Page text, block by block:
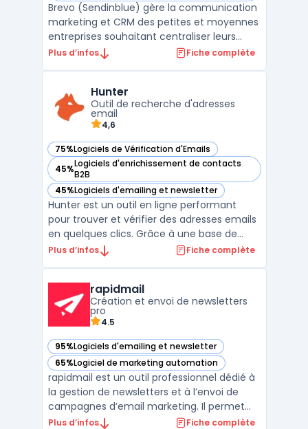
Brevo (Sendinblue) gère la communication
marketing et CRM des petites et moyennes
entreprises souhaitant centraliser leurs
actions sans multiplier les outils. La
à maîtriser leurs budgets, tout en
respectant les exigen ...
Plus d’infos Fiche complète
Hunter
Outil de recherche d'adresses
email
4,6
75%Logiciels de Vérification d'Emails
— voir Hunter dans cette catégorie
45%Logiciels d'enrichissement de contacts
B2B
— voir Hunter dans cette catégorie
45%Logiciels d'emailing et newsletter
— voir Hunter dans cette catégorie
Hunter est un outil en ligne performant
pour trouver et vérifier des adresses emails
en quelques clics. Grâce à une base de
données de plus de 200 millions d'adresses
listes de prospection pertinentes. Hunter
propose ...
Plus d’infos Fiche complète
rapidmail
Création et envoi de newsletters
pro
4.5
95%Logiciels d'emailing et newsletter
— voir rapidmail dans cette catégorie
65%Logiciel de marketing automation
— voir rapidmail dans cette catégorie
rapidmail est un outil professionnel dédié à
la gestion de newsletters et à l’envoi de
campagnes d’email marketing. Il permet
aux entreprises de toutes tailles de
Plus d’infos Fiche complète